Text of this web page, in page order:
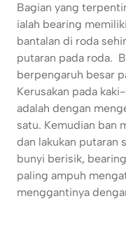
Bagian yang
ialah bearing
bantalan di roda
putaran pada roda.
berpengaruh besar
Kerusakan pada
adalah dengan
satu. Kemudian ban
dan lakukan putaran
bunyi berisik,
paling ampuh
menggantinya